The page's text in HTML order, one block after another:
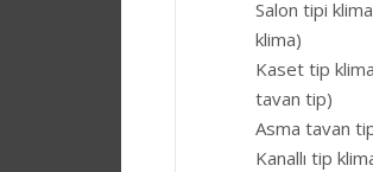
Salon tipi
klima)
Kaset tip
tavan tip)
Asma tavan
Kanallı tip